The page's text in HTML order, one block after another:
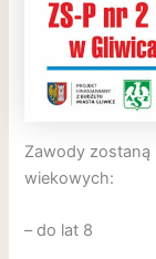
Zawody zostaną
wiekowych:
– do lat 8